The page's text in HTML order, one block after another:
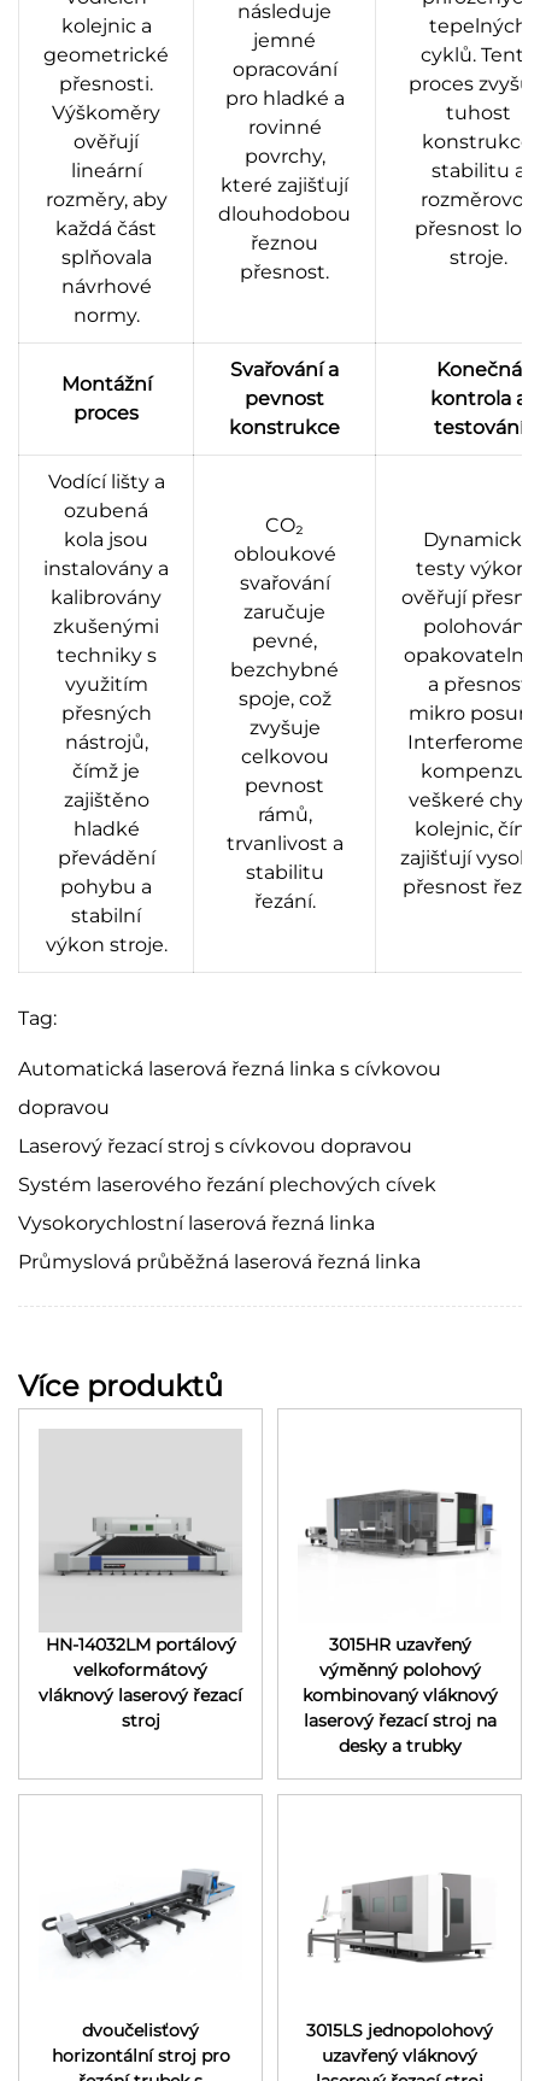
kolejnic a
geometrické
přesnosti.
Výškoměry
ověřují
lineární
rozměry, aby
každá část
splňovala
návrhové
normy.
následuje
jemné
opracování
pro hladké a
rovinné
povrchy,
které zajišťují
dlouhodobou
řeznou
přesnost.
tepelných
cyklů. Tento
proces
tuhost
konstrukce,
stabilitu a
rozměrovou
přesnost
stroje.
Montážní
proces
Svařování a
pevnost
konstrukce
Konečná
kontrola a
testování
Vodící lišty a
ozubená
kola jsou
instalovány a
kalibrovány
zkušenými
techniky s
využitím
přesných
nástrojů,
čímž je
zajištěno
hladké
převádění
pohybu a
stabilní
výkon stroje.
CO₂
obloukové
svařování
zaručuje
pevné,
bezchybné
spoje, což
zvyšuje
celkovou
pevnost
rámů,
trvanlivost a
stabilitu
řezání.
Dynamické
testy
ověřují
polohování,
a přesnost
mikro
kompenzují
veškeré
kolejnic,
zajišťují
přesnost
Tag:
Automatická laserová řezná linka s cívkovou
dopravou
Laserový řezací stroj s cívkovou dopravou
Systém laserového řezání plechových cívek
Vysokorychlostní laserová řezná linka
Průmyslová průběžná laserová řezná linka
Více produktů
HN-14032LM portálový
velkoformátový
vláknový laserový řezací
stroj
3015HR uzavřený
výměnný polohový
kombinovaný vláknový
laserový řezací stroj na
desky a trubky
dvoučelisťový
horizontální stroj pro
3015LS jednopolohový
uzavřený vláknový